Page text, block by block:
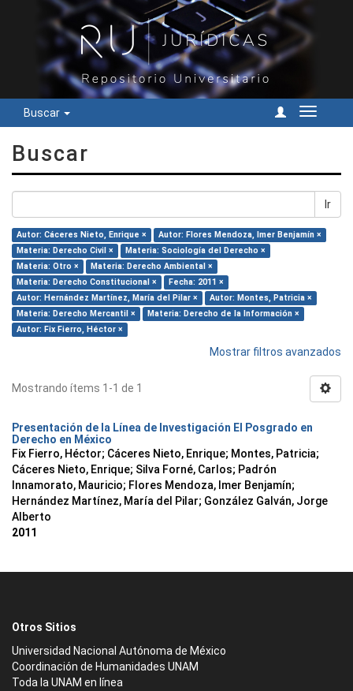
Buscar
Cambiar
Buscar
Ir
Autor: Cáceres Nieto, Enrique ×
Autor: Flores Mendoza, Imer Benjamín ×
Materia: Derecho Civil ×
Materia: Sociología del Derecho ×
Materia: Otro ×
Materia: Derecho Ambiental ×
Materia: Derecho Constitucional ×
Fecha: 2011 ×
Autor: Hernández Martínez, María del Pilar ×
Autor: Montes, Patricia ×
Materia: Derecho Mercantil ×
Materia: Derecho de la Información ×
Autor: Fix Fierro, Héctor ×
Mostrar filtros avanzados
Mostrando ítems 1-1 de 1
Presentación de la Línea de Investigación El Posgrado en
Derecho en México
Fix Fierro, Héctor; Cáceres Nieto, Enrique; Montes, Patricia;
Cáceres Nieto, Enrique; Silva Forné, Carlos; Padrón
Innamorato, Mauricio; Flores Mendoza, Imer Benjamín;
Hernández Martínez, María del Pilar; González Galván, Jorge
Alberto
2011
Otros Sitios
Universidad Nacional Autónoma de México
Coordinación de Humanidades UNAM
Toda la UNAM en línea